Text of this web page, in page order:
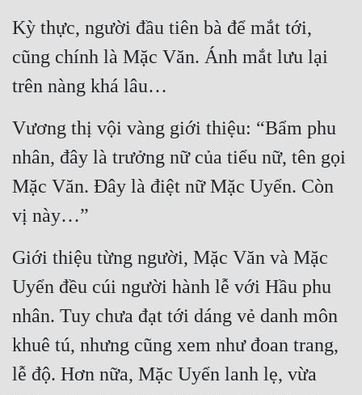
Kỳ thực, người đầu tiên bà để mắt tới,
cũng chính là Mặc Văn. Ánh mắt lưu lại
trên nàng khá lâu…
Vương thị vội vàng giới thiệu: “Bẩm phu
nhân, đây là trưởng nữ của tiểu nữ, tên gọi
Mặc Văn. Đây là điệt nữ Mặc Uyển. Còn
vị này…”
Giới thiệu từng người, Mặc Văn và Mặc
Uyển đều cúi người hành lễ với Hầu phu
nhân. Tuy chưa đạt tới dáng vẻ danh môn
khuê tú, nhưng cũng xem như đoan trang,
lễ độ. Hơn nữa, Mặc Uyển lanh lẹ, vừa